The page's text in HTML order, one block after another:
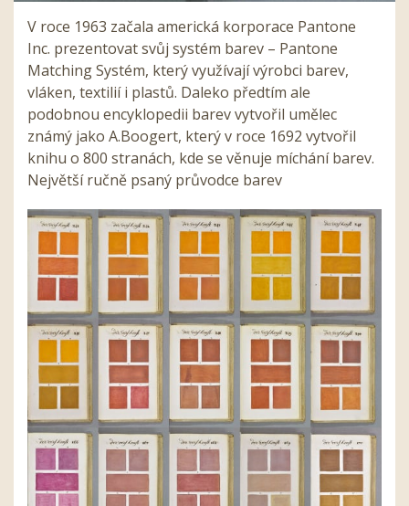
V roce 1963 začala americká korporace Pantone
Inc. prezentovat svůj systém barev – Pantone
Matching Systém, který využívají výrobci barev,
vláken, textilií i plastů. Daleko předtím ale
podobnou encyklopedii barev vytvořil umělec
známý jako A.Boogert, který v roce 1692 vytvořil
knihu o 800 stranách, kde se věnuje míchání barev.
Největší ručně psaný průvodce barev